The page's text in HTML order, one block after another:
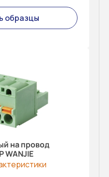
образцы
на провод
WANJIE